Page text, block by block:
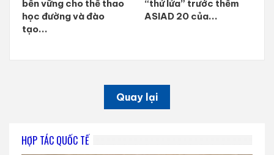
bền vững cho thể thao
học đường và đào
tạo...
“thử lửa” trước thềm
ASIAD 20 của...
Quay lại
HỢP TÁC QUỐC TẾ